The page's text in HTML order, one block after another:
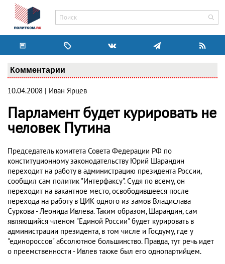
Комментарии
10.04.2008 | Иван Ярцев
Парламент будет курировать не
человек Путина
Председатель комитета Совета Федерации РФ по
конституционному законодательству Юрий Шарандин
переходит на работу в администрацию президента России,
сообщил сам политик "Интерфаксу". Судя по всему, он
переходит на вакантное место, освободившееся после
перехода на работу в ЦИК одного из замов Владислава
Суркова - Леонида Ивлева. Таким образом, Шарандин, сам
являющийся членом "Единой России" будет курировать в
администрации президента, в том числе и Госдуму, где у
"единороссов" абсолютное большинство. Правда, тут речь идет
о преемственности - Ивлев также был его однопартийцем.